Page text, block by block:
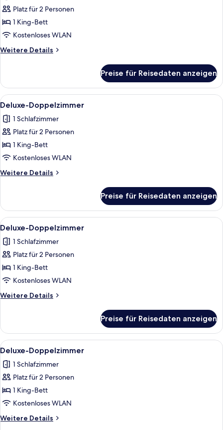
Comfort-
Doppelzimmer
anzeigen
Platz für 2 Personen
1 King-Bett
Kostenloses WLAN
Weitere Details
Weitere
Doppelzimmer
Preise für Reisedaten anzeigen
Alle
Fotos
für
Deluxe-
Doppelzimmer
anzeigen
1 Schlafzimmer, kostenloses WLAN,
10
Deluxe-Doppelzimmer
1 Schlafzimmer
Platz für 2 Personen
1 King-Bett
Kostenloses WLAN
Weitere Details
Weitere
Doppelzimmer
Preise für Reisedaten anzeigen
Alle
Fotos
für
Deluxe-
Doppelzimmer
anzeigen
1 Schlafzimmer, kostenloses WLAN,
10
Deluxe-Doppelzimmer
1 Schlafzimmer
Platz für 2 Personen
1 King-Bett
Kostenloses WLAN
Weitere Details
Weitere
Doppelzimmer
Preise für Reisedaten anzeigen
Alle
Fotos
für
Deluxe-
Doppelzimmer
anzeigen
1 Schlafzimmer, kostenloses WLAN,
10
Deluxe-Doppelzimmer
1 Schlafzimmer
Platz für 2 Personen
1 King-Bett
Kostenloses WLAN
Weitere Details
Weitere